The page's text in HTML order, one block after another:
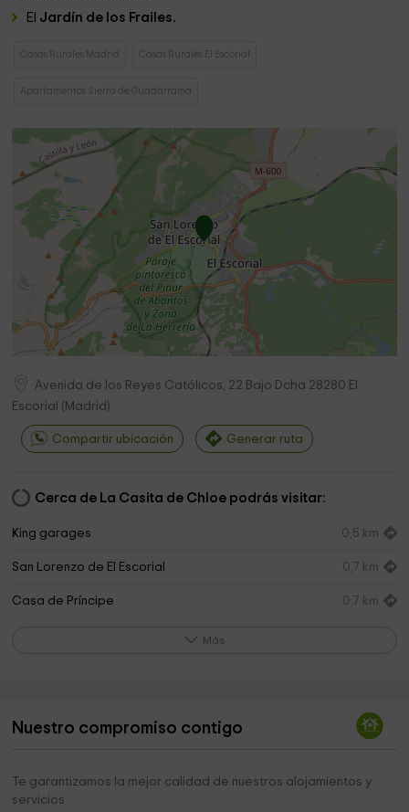
El Jardín de los Frailes.
Casas Rurales Madrid Casas Rurales El Escorial
Apartamentos Sierra de Guadarrama
Avenida de los Reyes Católicos, 22 Bajo Dcha 28280 El
Escorial ( Madrid )
Compartir ubicación Generar ruta
Cerca de La Casita de Chloe podrás visitar:
King garages 0,5 km
San Lorenzo de El Escorial 0,7 km
Casa de Príncipe 0,7 km
Cruzadas de Santa María 0,9 km
Capilla del Real Colegio Universitario Mª Cristina
Más
Nuestro compromiso contigo
Te garantizamos la mejor calidad de nuestros alojamientos y
servicios